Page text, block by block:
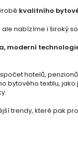
kvalitního
nabízíme i široký
moderní
hotelů,
textilu,
trendy, které pak